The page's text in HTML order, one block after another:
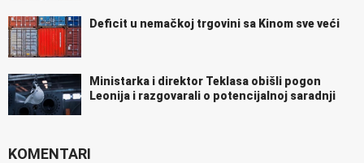
Deficit u nemačkoj trgovini sa Kinom sve veći
Ministarka i direktor Teklasa obišli pogon
Leonija i razgovarali o potencijalnoj saradnji
KOMENTARI